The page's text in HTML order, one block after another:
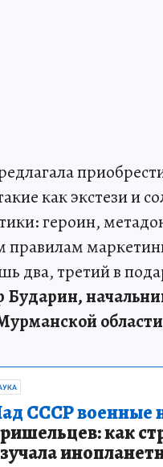
как экстези и
героин,
правилам
два, третий в
СССР военные
как